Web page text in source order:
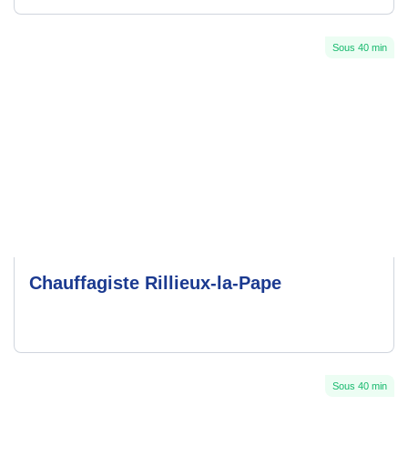
Sous 40 min
Chauffagiste Rillieux-la-Pape
Sous 40 min